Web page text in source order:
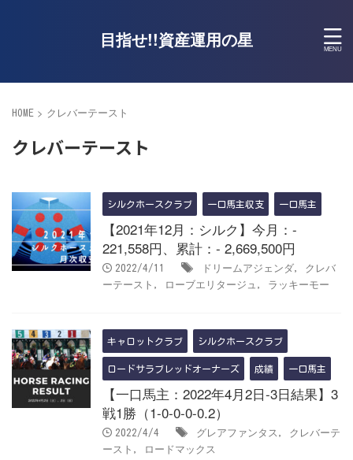
目指せ!!資産運用の星
HOME > クレバーテースト
クレバーテースト
シルクホースクラブ 一口馬主収支 一口馬主
【2021年12月：シルク】今月：-
221,558円、累計：- 2,669,500円
2022/4/11 ドリームアジェンダ, クレバ
ーテースト , ローブエリタージュ , ラッキーモー
キャロットクラブ シルクホースクラブ
ロードサラブレッドオーナーズ 成績 一口馬主
【一口馬主：2022年4月2日-3日結果】3
戦1勝（1-0-0-0-0.2）
2022/4/4 グレアファンタス , クレバーテ
ースト , ロードマックス